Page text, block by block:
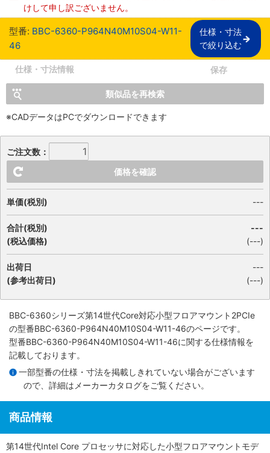
けして申し訳ございません。
型番: BBC-6360-P964N40M10S04-W11-
46
仕様・寸法
で絞り込む
仕様・寸法情報 保存
類似品を再検索
※CADデータはPCでダウンロードできます
ご注文数：
価格を確認
単価(税別) ---
合計(税別)
(税込価格)
---
(---)
出荷日
(参考出荷日)
---
(---)
BBC-6360シリーズ第14世代Core対応小型フロアマウント2PCIe
の型番BBC-6360-P964N40M10S04-W11-46のページです。
型番BBC-6360-P964N40M10S04-W11-46に関する仕様情報を
記載しております。
一部型番の仕様・寸法を掲載しきれていない場合がございます
ので、詳細は メーカーカタログをご覧ください。
商品情報
第14世代Intel Core プロセッサに対応した小型フロアマウントモデ